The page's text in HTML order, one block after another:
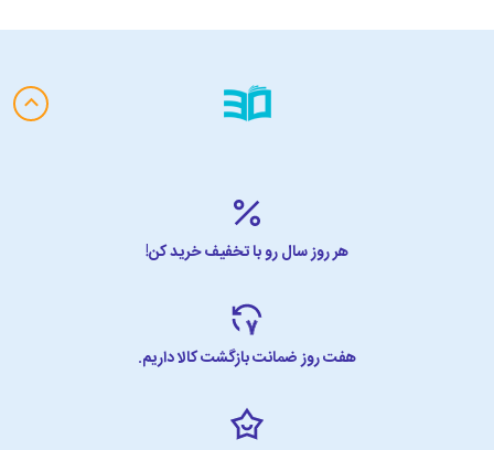
هر روز سال رو با تخفیف خرید کن!
هفت روز ضمانت بازگشت کالا داریم.